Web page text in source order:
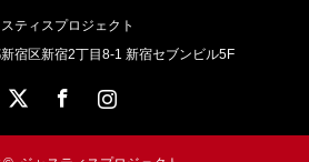
ティスプロジェクト
宿区新宿2丁目8-1 新宿セブンビル5F